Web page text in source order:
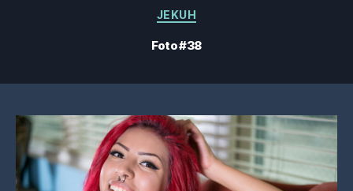
Categorías
JEKUH
Foto #38